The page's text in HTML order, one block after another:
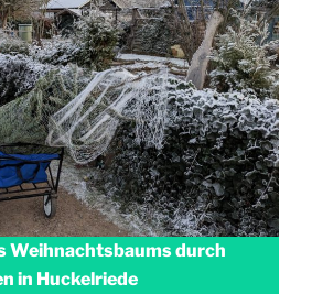
Weihnachtsbaums durch
in Huckelriede